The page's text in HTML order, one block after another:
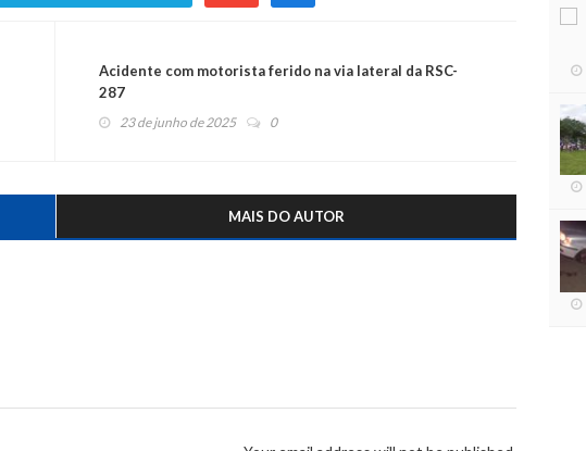
Acidente com motorista ferido na via lateral da RSC-
287
23 de junho de 2025 0
MAIS DO AUTOR